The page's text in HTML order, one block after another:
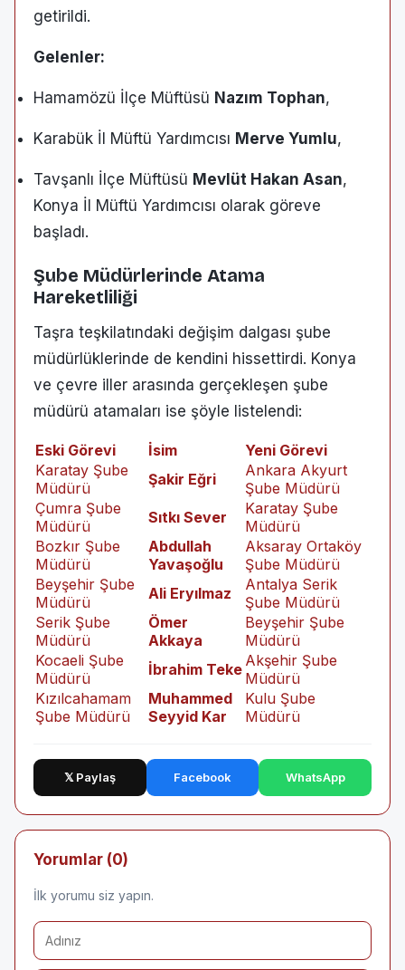
getirildi.
Gelenler:
Hamamözü İlçe Müftüsü Nazım Tophan,
Karabük İl Müftü Yardımcısı Merve Yumlu,
Tavşanlı İlçe Müftüsü Mevlüt Hakan Asan,
Konya İl Müftü Yardımcısı olarak göreve
başladı.
Şube Müdürlerinde Atama
Hareketliliği
Taşra teşkilatındaki değişim dalgası şube
müdürlüklerinde de kendini hissettirdi. Konya
ve çevre iller arasında gerçekleşen şube
müdürü atamaları ise şöyle listelendi:
Eski Görevi İsim
Yeni Görevi
Karatay Şube
Müdürü
Şakir Eğri
Ankara Akyurt
Şube Müdürü
Çumra Şube
Müdürü
Sıtkı Sever
Karatay Şube
Müdürü
Bozkır Şube
Müdürü
Abdullah
Yavaşoğlu
Aksaray Ortaköy
Şube Müdürü
Beyşehir Şube
Müdürü
Ali Eryılmaz
Antalya Serik
Şube Müdürü
Serik Şube
Müdürü
Ömer
Akkaya
Beyşehir Şube
Müdürü
Kocaeli Şube
Müdürü
İbrahim Teke Akşehir Şube
Müdürü
Kızılcahamam
Şube Müdürü
Muhammed
Seyyid Kar
Kulu Şube
Müdürü
𝕏 Paylaş Facebook WhatsApp
Yorumlar (0)
İlk yorumu siz yapın.